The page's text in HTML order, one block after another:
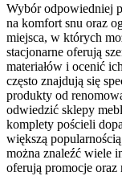
Wybór odpowiedniej
na komfort snu oraz
miejsca, w których
stacjonarne oferują
materiałów i ocenić
często znajdują się
produkty od
odwiedzić sklepy
komplety pościeli
większą
można znaleźć wiele
oferują promocje